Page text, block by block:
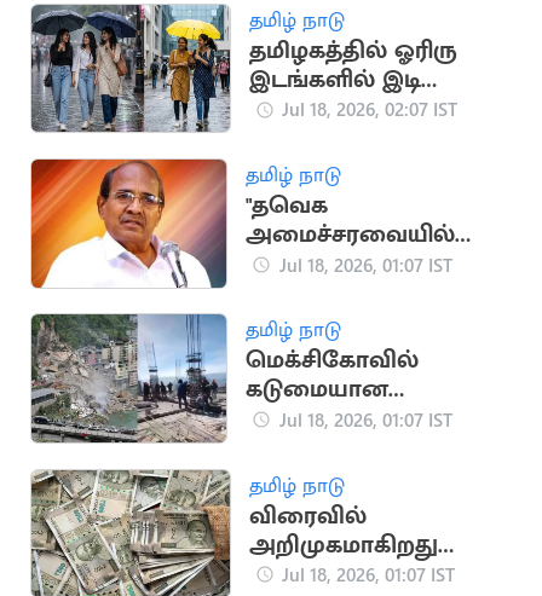
தமிழ் நாடு
தமிழகத்தில் ஓரிரு
இடங்களில் இடி
மின்னலுடன் மழைக்கு
Jul 18, 2026, 02:07 IST
தமிழ் நாடு
"தவெக
அமைச்சரவையில்
பங்கேற்க மாட்டோம்":
Jul 18, 2026, 01:07 IST
தமிழ் நாடு
மெக்சிகோவில்
கடுமையான
நிலநடுக்கம்..
அலைபாய்ந்தன
Jul 18, 2026, 01:07 IST
தமிழ் நாடு
விரைவில்
அறிமுகமாகிறது
பிளாஸ்டிக் ரூபாய்
Jul 18, 2026, 01:07 IST